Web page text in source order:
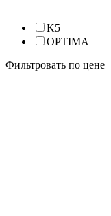
K5
OPTIMA
Фильтровать по цене